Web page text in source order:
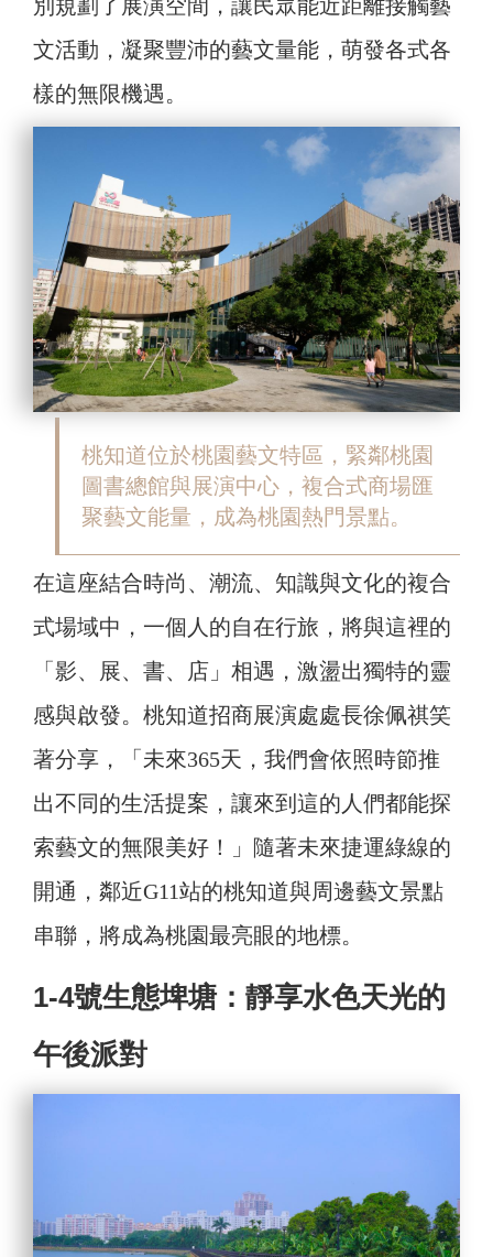
別規劃了展演空間，讓民眾能近距離接觸藝
文活動，凝聚豐沛的藝文量能，萌發各式各
樣的無限機遇。
桃知道位於桃園藝文特區，緊鄰桃園
圖書總館與展演中心，複合式商場匯
聚藝文能量，成為桃園熱門景點。
在這座結合時尚、潮流、知識與文化的複合
式場域中，一個人的自在行旅，將與這裡的
「影、展、書、店」相遇，激盪出獨特的靈
感與啟發。桃知道招商展演處處長徐佩祺笑
著分享，「未來365天，我們會依照時節推
出不同的生活提案，讓來到這的人們都能探
索藝文的無限美好！」隨著未來捷運綠線的
開通，鄰近G11站的桃知道與周邊藝文景點
串聯，將成為桃園最亮眼的地標。
1-4號生態埤塘：靜享水色天光的
午後派對